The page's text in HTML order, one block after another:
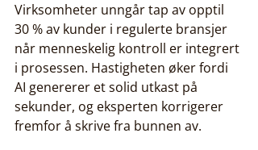
Virksomheter unngår tap av opptil
30 % av kunder i regulerte bransjer
når menneskelig kontroll er integrert
i prosessen. Hastigheten øker fordi
AI genererer et solid utkast på
sekunder, og eksperten korrigerer
fremfor å skrive fra bunnen av.